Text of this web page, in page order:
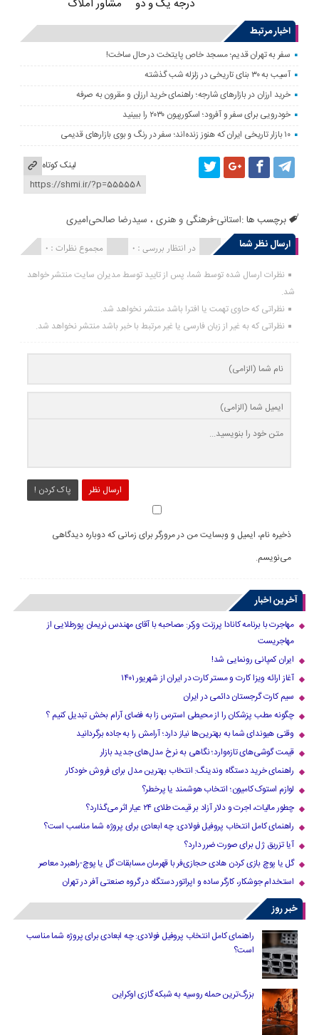
درجه یک و دو مشاور املاک
اخبار مرتبط
سفر به تهران قدیم؛ مسجد خاص پایتخت در حال ساخت!
آسیب به ۳۰ بنای تاریخی در زلزله شب گذشته
خرید ارزان در بازارهای شارجه؛ راهنمای خرید ارزان و مقرون به صرفه
خودرویی برای سفر و آفرود؛ اسکورپیون ۲۰۳۰ را ببینید
۱۰ بازار تاریخی ایران که هنوز زنده‌اند؛ سفر در رنگ و بوی بازارهای قدیمی
لینک کوتاه
برچسب ها :استانی-فرهنگی و هنری ، سیدرضا صالحی‌امیری
ارسال نظر شما
مجموع نظرات : 0 در انتظار بررسی : 0 انتشار یافته : 0
نظرات ارسال شده توسط شما، پس از تایید توسط مدیران سایت منتشر خواهد
شد.
نظراتی که حاوی تهمت یا افترا باشد منتشر نخواهد شد.
نظراتی که به غیر از زبان فارسی یا غیر مرتبط با خبر باشد منتشر نخواهد شد.
ارسال نظر پاک کردن !
ذخیره نام، ایمیل و وبسایت من در مرورگر برای زمانی که دوباره دیدگاهی
می‌نویسم.
آخرین اخبار
مهاجرت با برنامه کانادا پرزنت ورکر: مصاحبه با آقای مهندس نریمان پورطلایی از
مهاجریست
ایران کمپانی رونمایی شد!
آغاز ارائه ویزا کارت و مستر کارت در ایران از شهریور ۱۴۰۱
سیم کارت گرجستان دائمی در ایران
چگونه مطب پزشکان را از محیطی استرس زا به فضای آرام بخش تبدیل کنیم ؟
وقتی هیوندای شما به بهترین‌ها نیاز دارد؛ آرامش را به جاده برگردانید
قیمت گوشی‌های تازه‌وارد؛ نگاهی به نرخ مدل‌های جدید بازار
راهنمای خرید دستگاه وندینگ: انتخاب بهترین مدل برای فروش خودکار
لوازم استوک کامیون؛ انتخاب هوشمند یا پرخطر؟
چطور مالیات، اجرت و دلار آزاد بر قیمت طلای ۲۴ عیار اثر می‌گذارد؟
راهنمای کامل انتخاب پروفیل فولادی: چه ابعادی برای پروژه شما مناسب است؟
آیا تزریق ژل برای صورت ضرر دارد​؟
گل یا پوچ بازی کردن هادی حجازی‌فر با قهرمان مسابقات گل یا پوچ-راهبرد معاصر
استخدام جوشکار، کارگر ساده و اپراتور دستگاه در گروه صنعتی آفر در تهران
خبر روز
راهنمای کامل انتخاب پروفیل فولادی: چه ابعادی برای پروژه شما مناسب
است؟
بزرگ‌ترین حمله روسیه به شبکه گازی اوکراین